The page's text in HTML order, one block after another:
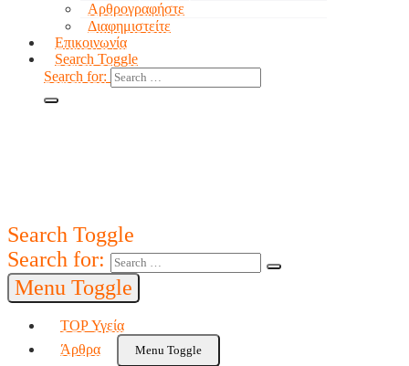
Αρθρογραφήστε
Διαφημιστείτε
Επικοινωνία
Search Toggle
Search for:
Search Toggle
Search for:
Menu Toggle
TOP Υγεία
Άρθρα
Menu Toggle